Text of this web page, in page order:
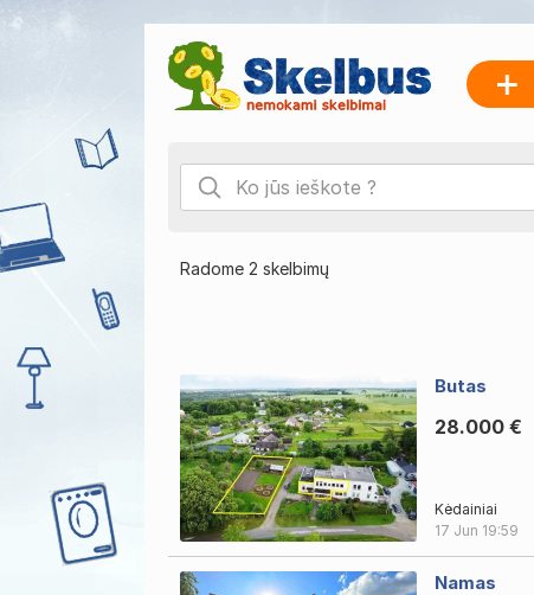
Radome 2 skelbimų
Butas
28.000 €
Kėdainiai
17 Jun 19:59
Namas